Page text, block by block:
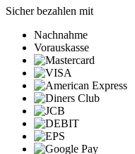
Sicher bezahlen mit
Nachnahme
Vorauskasse